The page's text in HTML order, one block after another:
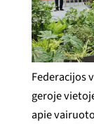
Federacijos
geroje
apie